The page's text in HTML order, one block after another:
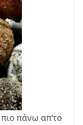
πάνω απ’το